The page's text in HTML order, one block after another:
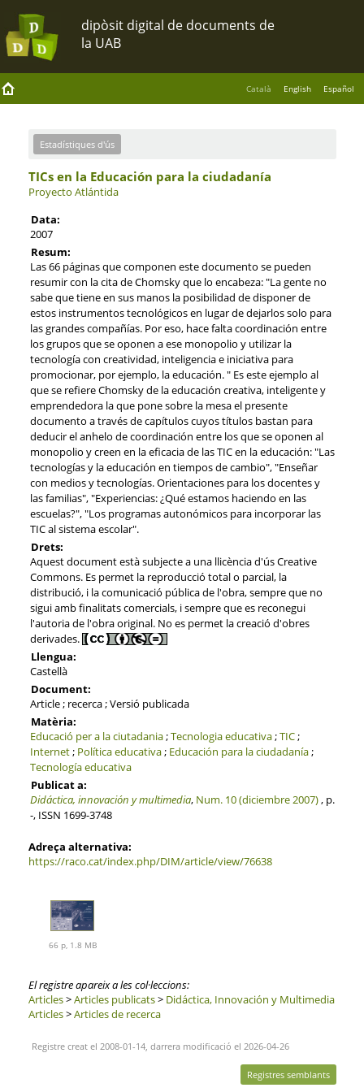
Català English Español
Estadístiques d'ús
TICs en la Educación para la ciudadanía
Proyecto Atlántida
Data:
2007
Resum:
Las 66 páginas que componen este documento se pueden
resumir con la cita de Chomsky que lo encabeza: "La gente no
sabe que tiene en sus manos la posibilidad de disponer de
estos instrumentos tecnológicos en lugar de dejarlos solo para
las grandes compañías. Por eso, hace falta coordinación entre
los grupos que se oponen a ese monopolio y utilizar la
tecnología con creatividad, inteligencia e iniciativa para
promocionar, por ejemplo, la educación. " Es este ejemplo al
que se refiere Chomsky de la educación creativa, inteligente y
emprendedora la que pone sobre la mesa el presente
documento a través de capítulos cuyos títulos bastan para
deducir el anhelo de coordinación entre los que se oponen al
monopolio y creen en la eficacia de las TIC en la educación: "Las
tecnologías y la educación en tiempos de cambio", "Enseñar
con medios y tecnologías. Orientaciones para los docentes y
las familias", "Experiencias: ¿Qué estamos haciendo en las
escuelas?", "Los programas autonómicos para incorporar las
TIC al sistema escolar".
Drets:
Aquest document està subjecte a una llicència d'ús Creative
Commons. Es permet la reproducció total o parcial, la
distribució, i la comunicació pública de l'obra, sempre que no
sigui amb finalitats comercials, i sempre que es reconegui
l'autoria de l'obra original. No es permet la creació d'obres
derivades.
Llengua:
Castellà
Document:
Article ; recerca ; Versió publicada
Matèria:
Educació per a la ciutadania;Tecnologia educativa;TIC;
Internet; Política educativa; Educación para la ciudadanía;
Tecnología educativa
Publicat a:
Didáctica, innovación y multimedia, Num. 10 (diciembre 2007), p.
-, ISSN 1699-3748
Adreça alternativa:
https://raco.cat/index.php/DIM/article/view/76638
66 p, 1.8 MB
El registre apareix a les col·leccions:
Articles>Articles publicats> Didáctica, Innovación y Multimedia
Articles>Articles de recerca
Registre creat el 2008-01-14, darrera modificació el 2026-04-26
Registres semblants